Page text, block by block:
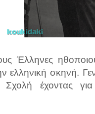
Έλληνες
ελληνική σκηνή.
Σχολή έχοντας